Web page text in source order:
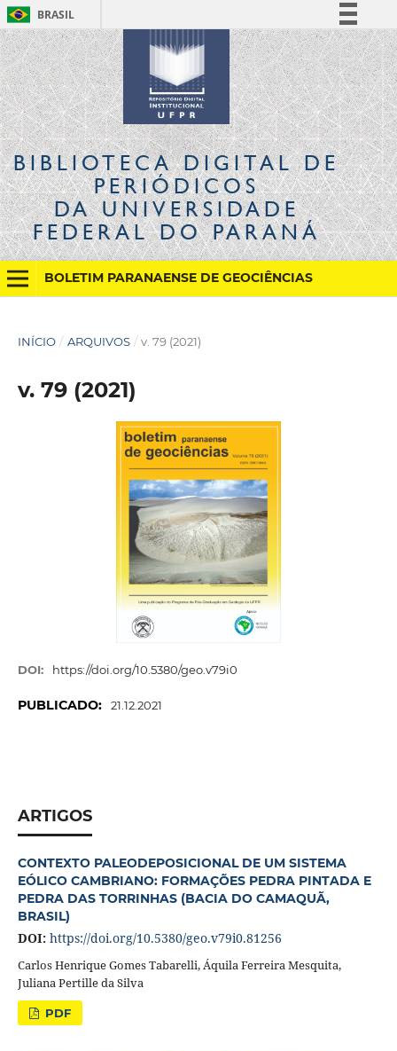
BRASIL
Simplifique!
Comunica BR
Participe
Acesso à informação
Legislação
Canais
BIBLIOTECA DIGITALDE
PERIÓDICOS
DA UNIVERSIDADE
FEDERAL DO PARANÁ
BOLETIM PARANAENSE DE GEOCIÊNCIAS
INÍCIO / ARQUIVOS / v. 79 (2021)
v. 79 (2021)
DOI: https://doi.org/10.5380/geo.v79i0
PUBLICADO: 21.12.2021
ARTIGOS
CONTEXTO PALEODEPOSICIONAL DE UM SISTEMA
EÓLICO CAMBRIANO: FORMAÇÕES PEDRA PINTADA E
PEDRA DAS TORRINHAS (BACIA DO CAMAQUÃ,
BRASIL)
DOI: https://doi.org/10.5380/geo.v79i0.81256
Carlos Henrique Gomes Tabarelli, Áquila Ferreira Mesquita,
Juliana Pertille da Silva
PDF